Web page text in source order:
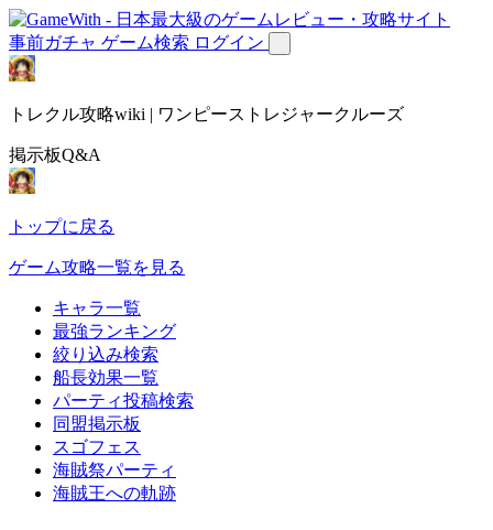
事前ガチャ ゲーム検索 ログイン
トレクル攻略wiki | ワンピーストレジャークルーズ
掲示板Q&A
トップに戻る
ゲーム攻略一覧を見る
キャラ一覧
最強ランキング
絞り込み検索
船長効果一覧
パーティ投稿検索
同盟掲示板
スゴフェス
海賊祭パーティ
海賊王への軌跡